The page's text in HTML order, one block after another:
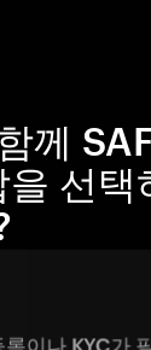
께
선택